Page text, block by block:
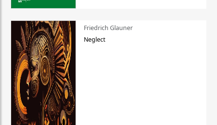
Friedrich Glauner
Neglect